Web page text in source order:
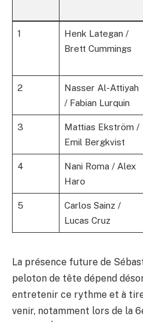
1
Henk Lategan /
Brett Cummings
2
Nasser Al-Attiyah
/ Fabian Lurquin
3
Mattias Ekström /
Emil Bergkvist
4
Nani Roma / Alex
Haro
5
Carlos Sainz /
Lucas Cruz
La présence future de
peloton de tête dépend
entretenir ce rythme et à
venir, notamment lors de la